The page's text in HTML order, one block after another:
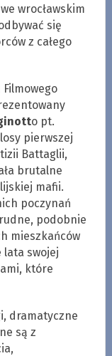
wrocławskim
się
z całego
o pt.
pierwszej
Battaglii,
brutalne
mafii.
poczynań
podobnie
mieszkańców
lata swojej
które
dramatyczne
są z